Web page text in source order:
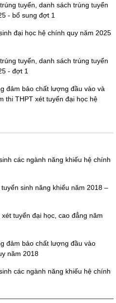
tuyển, danh sách trúng tuyển
- bổ sung đợt 1
đại học hệ chính quy năm 2025
tuyển, danh sách trúng tuyển
- đợt 1
đảm bảo chất lượng đầu vào và
thi THPT xét tuyển đại học hệ
các ngành năng khiếu hệ chính
sinh năng khiếu năm 2018 –
tuyển đại học, cao đẳng năm
đảm bảo chất lượng đầu vào
năm 2018
các ngành năng khiếu hệ chính